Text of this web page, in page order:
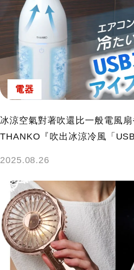
電器
冰涼空氣對著吹還比一般電風
THANKO『吹出冰涼冷風「
2025.08.26